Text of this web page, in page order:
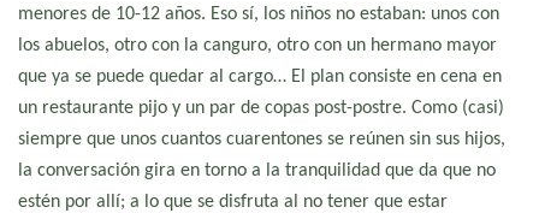
menores de 10-12 años. Eso sí, los niños no estaban: unos con
los abuelos, otro con la canguro, otro con un hermano mayor
que ya se puede quedar al cargo… El plan consiste en cena en
un restaurante pijo y un par de copas post-postre. Como (casi)
siempre que unos cuantos cuarentones se reúnen sin sus hijos,
la conversación gira en torno a la tranquilidad que da que no
estén por allí; a lo que se disfruta al no tener que estar